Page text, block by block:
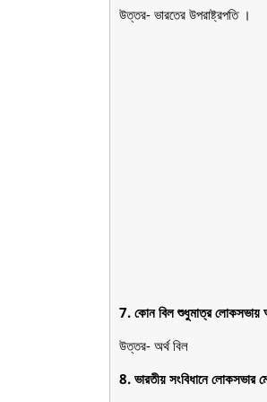
উত্তর- ভারতের উপরাষ্ট্রপতি ।
7. কোন বিল শুধুমাত্র লোকসভায়
উত্তর- অর্থ বিল
8. ভারতীয় সংবিধানে লোকসভার